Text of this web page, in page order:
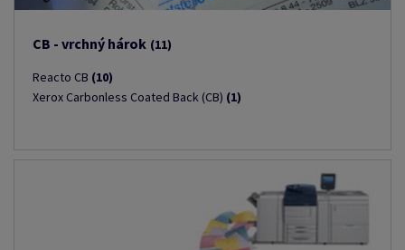
CB - vrchný hárok (11)
Reacto CB (10)
Xerox Carbonless Coated Back (CB) (1)